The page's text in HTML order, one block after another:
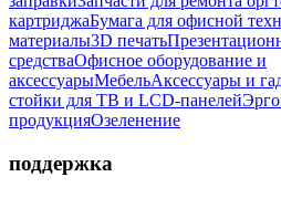
картриджаБумага для офисной
материалы3D печать
средстваОфисное оборудование и
аксессуарыМебельАксессуары и
стойки для ТВ и LCD-панелей
продукцияОзеленение
поддержка